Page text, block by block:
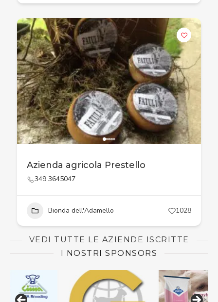
Azienda agricola Prestello
349 3645047
Bionda dell'Adamello 1028
VEDI TUTTE LE AZIENDE ISCRITTE
I NOSTRI SPONSORS